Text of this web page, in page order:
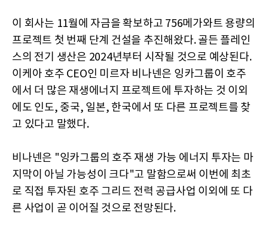
이 회사는 11월에 자금을 확보하고 756메가와트 용량의
프로젝트 첫 번째 단계 건설을 추진해왔다. 골든 플레인
스의 전기 생산은 2024년부터 시작될 것으로 예상된다.
이케아 호주 CEO인 미르자 비나넨은 잉카그룹이 호주
에서 더 많은 재생에너지 프로젝트에 투자하는 것 이외
에도 인도, 중국, 일본, 한국에서 또 다른 프로젝트를 찾
고 있다고 말했다.
비나넨은 "잉카그룹의 호주 재생 가능 에너지 투자는 마
지막이 아닐 가능성이 크다"고 말함으로써 이번에 최초
로 직접 투자된 호주 그리드 전력 공급사업 이외에 또 다
른 사업이 곧 이어질 것으로 전망된다.